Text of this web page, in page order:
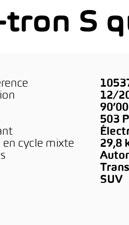
tron S
12/
503
cycle mixte
29,8
SUV